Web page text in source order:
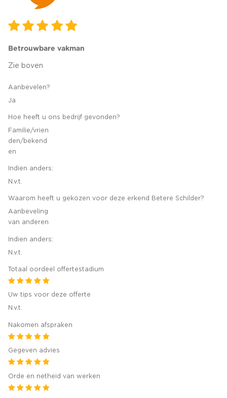
Betrouwbare vakman
Zie boven
Aanbevelen?
Ja
Hoe heeft u ons bedrijf gevonden?
Familie/vrien
den/bekend
en
Indien anders:
N.v.t.
Waarom heeft u gekozen voor deze erkend Betere Schilder?
Aanbeveling
van anderen
Indien anders:
N.v.t.
Totaal oordeel offertestadium
Uw tips voor deze offerte
N.v.t.
Nakomen afspraken
Gegeven advies
Orde en netheid van werken